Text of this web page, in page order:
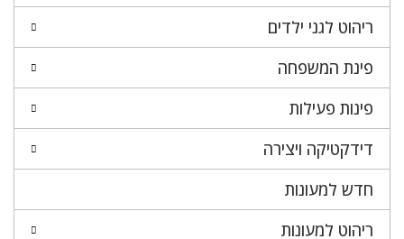
ריהוט לגני ילדים
פינת המשפחה
פינות פעילות
דידקטיקה ויצירה
חדש למעונות
ריהוט למעונות